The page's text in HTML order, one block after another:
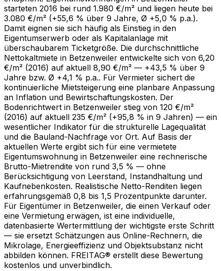
starteten 2016 bei rund 1.980 €/m² und liegen heute bei
3.080 €/m² (+55,6 % über 9 Jahre, Ø +5,0 % p.a.).
Damit eignen sie sich häufig als Einstieg in den
Eigentumserwerb oder als Kapitalanlage mit
überschaubarem Ticketgröße. Die durchschnittliche
Nettokaltmiete in Betzenweiler entwickelte sich von 6,20
€/m² (2016) auf aktuell 8,90 €/m² — +43,5 % über 9
Jahre bzw. Ø +4,1 % p.a.. Für Vermieter sichert die
kontinuierliche Mietsteigerung eine planbare Anpassung
an Inflation und Bewirtschaftungskosten. Der
Bodenrichtwert in Betzenweiler stieg von 120 €/m²
(2016) auf aktuell 235 €/m² (+95,8 % in 9 Jahren) — ein
wesentlicher Indikator für die strukturelle Lagequalität
und die Bauland-Nachfrage vor Ort. Auf Basis der
aktuellen Werte ergibt sich für eine vermietete
Eigentumswohnung in Betzenweiler eine rechnerische
Brutto-Mietrendite von rund 3,5 % — ohne
Berücksichtigung von Leerstand, Instandhaltung und
Kaufnebenkosten. Realistische Netto-Renditen liegen
erfahrungsgemäß 0,8 bis 1,5 Prozentpunkte darunter.
Für Eigentümer in Betzenweiler, die einen Verkauf oder
eine Vermietung erwägen, ist eine individuelle,
datenbasierte Wertermittlung der wichtigste erste Schritt
— sie ersetzt Schätzungen aus Online-Rechnern, die
Mikrolage, Energieeffizienz und Objektsubstanz nicht
abbilden können. FREITAG® erstellt diese Bewertung
kostenlos und unverbindlich.